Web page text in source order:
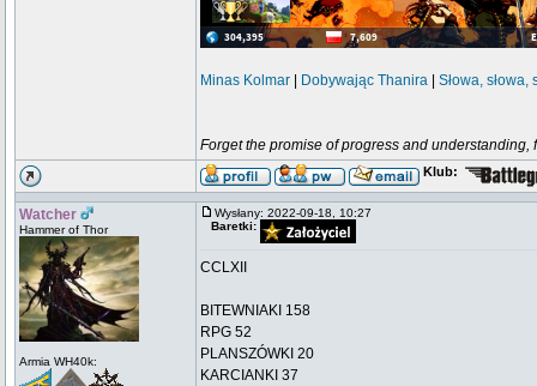
Minas Kolmar Dobywając Thanira Słowa, słowa,
Forget the promise of progress and
Klub:
Watcher
Hammer of Thor
Armia WH40k:
Wysłany: 2022-09-18, 10:27
Baretki:
CCLXII
BITEWNIAKI 158
RPG 52
PLANSZÓWKI 20
KARCIANKI 37